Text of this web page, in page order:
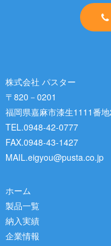
株式会社 パスター
〒820－0201
福岡県嘉麻市漆生1111番
TEL.0948-42-0777
FAX.0948-43-1427
MAIL.eigyou@pusta.co.jp
ホーム
製品一覧
納入実績
企業情報